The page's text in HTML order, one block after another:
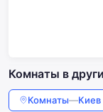
Комнаты в
Комнаты—Киев